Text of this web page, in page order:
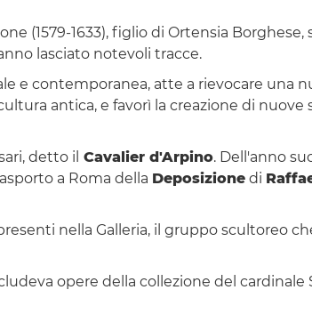
(1579-1633), figlio di Ortensia Borghese,
lasciato notevoli tracce.
e contemporanea, atte a rievocare una
antica, e favorì la creazione di nuove
detto il Cavalier d'Arpino. Dell'anno
a Roma della Deposizionedi
nella Galleria, il gruppo scultoreo
opere della collezione del cardinale